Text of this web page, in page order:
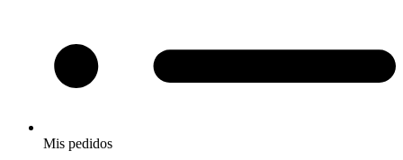
Mis pedidos